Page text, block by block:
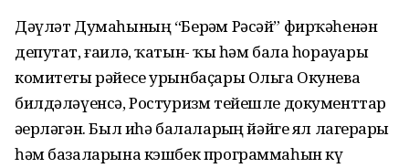
Дәүләт Думаһының “Берҙәм Рәсәй” фирҡәһенән
депутат, ғаилә, ҡатын- ҡыҙ һәм бала һорауҙары
комитеты рәйесе урынбаҫары Ольга Окунева
билдәләүенсә, Ростуризм тейешле документтар
әҙерләгән. Был иһә балаларҙың йәйге ял лагерҙары
һәм базаларына кэшбек программаһын күҙ